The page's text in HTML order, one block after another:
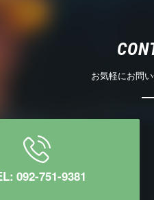
お気軽にお問
092-751-9381